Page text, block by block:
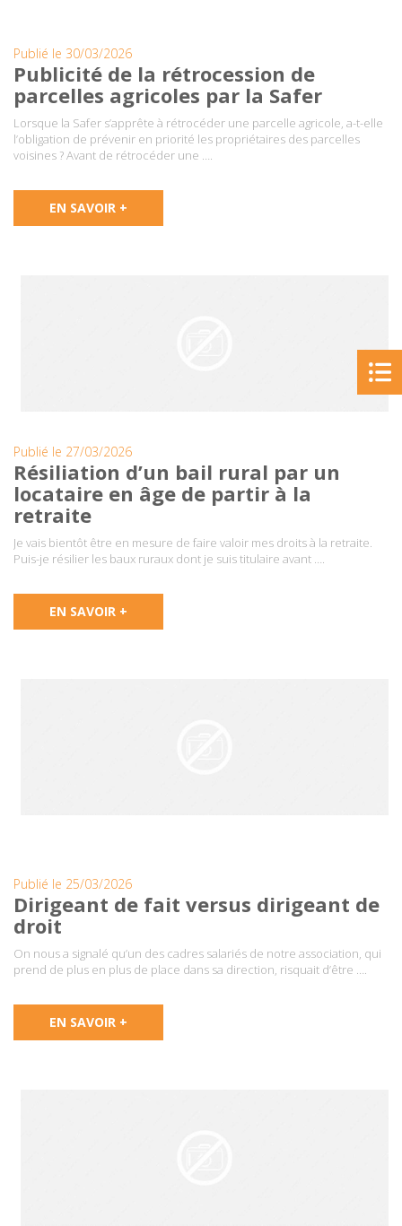
Publié le 30/03/2026
Publicité de la rétrocession de
parcelles agricoles par la Safer
Lorsque la Safer s’apprête à rétrocéder une parcelle agricole, a-t-elle
l’obligation de prévenir en priorité les propriétaires des parcelles
voisines ? Avant de rétrocéder une ….
EN SAVOIR +
Publié le 27/03/2026
Résiliation d’un bail rural par un
locataire en âge de partir à la
retraite
Je vais bientôt être en mesure de faire valoir mes droits à la retraite.
Puis-je résilier les baux ruraux dont je suis titulaire avant ….
EN SAVOIR +
Publié le 25/03/2026
Dirigeant de fait versus dirigeant de
droit
On nous a signalé qu’un des cadres salariés de notre association, qui
prend de plus en plus de place dans sa direction, risquait d’être ….
EN SAVOIR +